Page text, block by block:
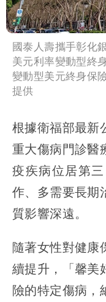
國泰人壽攜手彰化
美元利率變動型終
變動型美元終身保
提供
根據衛福部最新
重大傷病門診醫
疫疾病位居第
作、多需要長期
質影響深遠。
隨著女性對健康
續提升，「馨美
險的特定傷病，